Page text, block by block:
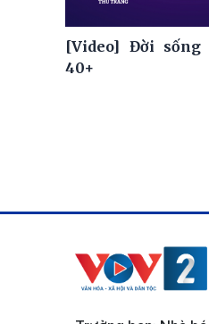
[Video] Đời
40+